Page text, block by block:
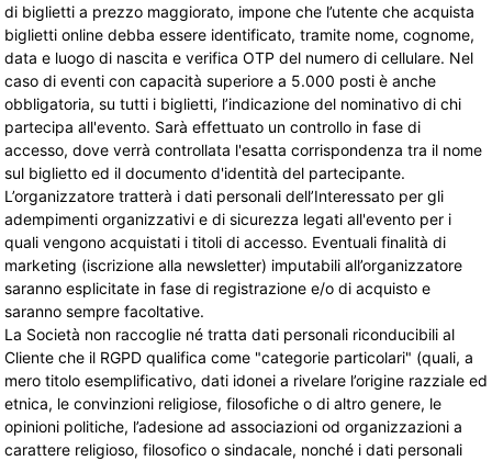
di biglietti a prezzo maggiorato, impone che l’utente che acquista
biglietti online debba essere identificato, tramite nome, cognome,
data e luogo di nascita e verifica OTP del numero di cellulare. Nel
caso di eventi con capacità superiore a 5.000 posti è anche
obbligatoria, su tutti i biglietti, l’indicazione del nominativo di chi
partecipa all'evento. Sarà effettuato un controllo in fase di
accesso, dove verrà controllata l'esatta corrispondenza tra il nome
sul biglietto ed il documento d'identità del partecipante.
L’organizzatore tratterà i dati personali dell’Interessato per gli
adempimenti organizzativi e di sicurezza legati all'evento per i
quali vengono acquistati i titoli di accesso. Eventuali finalità di
marketing (iscrizione alla newsletter) imputabili all’organizzatore
saranno esplicitate in fase di registrazione e/o di acquisto e
saranno sempre facoltative.
La Società non raccoglie né tratta dati personali riconducibili al
Cliente che il RGPD qualifica come "categorie particolari" (quali, a
mero titolo esemplificativo, dati idonei a rivelare l’origine razziale ed
etnica, le convinzioni religiose, filosofiche o di altro genere, le
opinioni politiche, l’adesione ad associazioni od organizzazioni a
carattere religioso, filosofico o sindacale, nonché i dati personali